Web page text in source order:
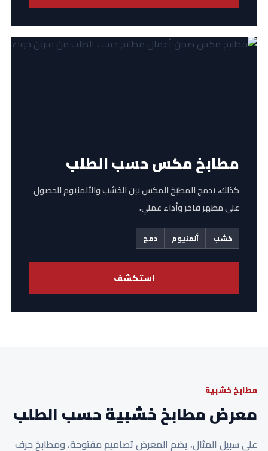
مطابخ مكس حسب الطلب
كذلك، يدمج المطبخ المكس بين الخشب والألمنيوم للحصول
على مظهر فاخر وأداء عملي.
خشب ألمنيوم دمج
استكشف
مطابخ خشبية
معرض مطابخ خشبية حسب الطلب
على سبيل المثال، يضم المعرض تصاميم مفتوحة، ومطابخ حرف